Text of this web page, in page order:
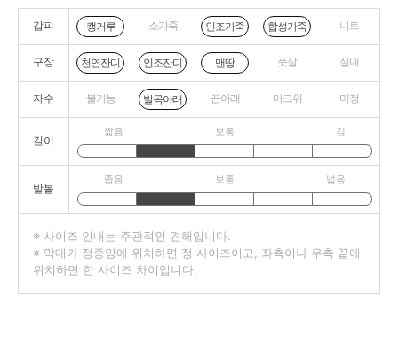
갑피 캥거루 소가죽 인조가죽 합성가죽 니트
구장 천연잔디 인조잔디 맨땅 풋살 실내
자수 불가능 발목아래 끈아래 마크위 미정
길이
짧음 보통 김
발볼
좁음 보통 넓음
※ 사이즈 안내는 주관적인 견해입니다.
※ 막대가 정중앙에 위치하면 정 사이즈이고, 좌측이나 우측 끝에
위치하면 한 사이즈 차이입니다.